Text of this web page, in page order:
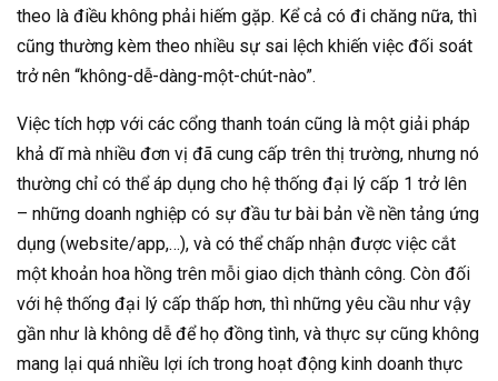
theo là điều không phải hiếm gặp. Kể cả có đi chăng nữa, thì
cũng thường kèm theo nhiều sự sai lệch khiến việc đối soát
trở nên “không-dễ-dàng-một-chút-nào”.
Việc tích hợp với các cổng thanh toán cũng là một giải pháp
khả dĩ mà nhiều đơn vị đã cung cấp trên thị trường, nhưng nó
thường chỉ có thể áp dụng cho hệ thống đại lý cấp 1 trở lên
– những doanh nghiệp có sự đầu tư bài bản về nền tảng ứng
dụng (website/app,…), và có thể chấp nhận được việc cắt
một khoản hoa hồng trên mỗi giao dịch thành công. Còn đối
với hệ thống đại lý cấp thấp hơn, thì những yêu cầu như vậy
gần như là không dễ để họ đồng tình, và thực sự cũng không
mang lại quá nhiều lợi ích trong hoạt động kinh doanh thực